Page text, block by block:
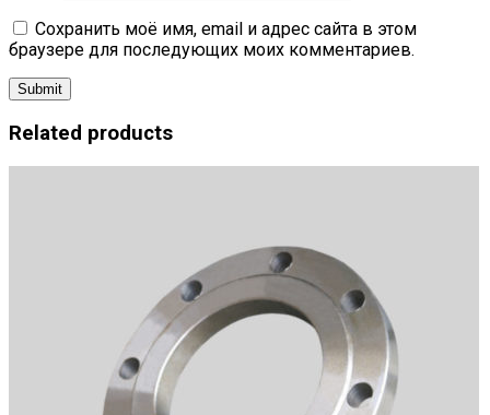
Сохранить моё имя, email и адрес сайта в этом
браузере для последующих моих комментариев.
Related products